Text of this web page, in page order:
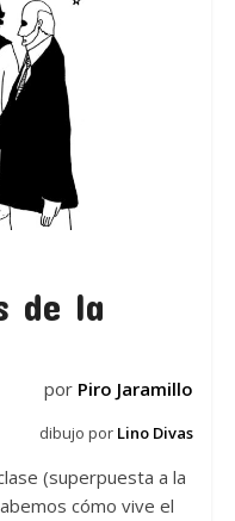
de la
por Piro Jaramillo
dibujo por Lino Divas
(superpuesta a la
cómo vive el